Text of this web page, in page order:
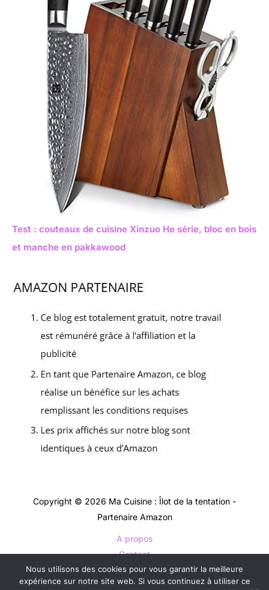
Test : couteaux de cuisine Xinzuo He série, bloc en bois
et manche en pakkawood
Copyright © 2026 Ma Cuisine : Îlot de la tentation -
Partenaire Amazon
A propos
Contact
Plan du site
Mentions légales
Nous utilisons des cookies pour vous garantir la meilleure
expérience sur notre site web. Si vous continuez à utiliser ce